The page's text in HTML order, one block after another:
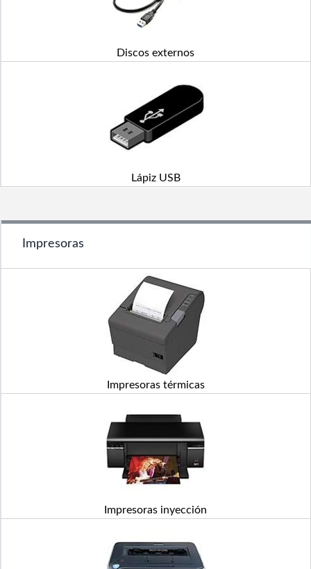
Discos externos
Lápiz USB
Impresoras
Impresoras térmicas
Impresoras inyección